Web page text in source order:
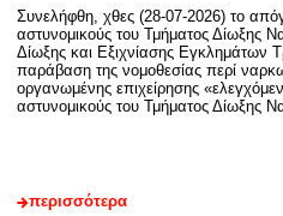
Συνελήφθη, χθες (28-07-2026) το
αστυνομικούς του Τμήματος Δίωξης
Δίωξης και Εξιχνίασης Εγκλημάτων
παράβαση της νομοθεσίας περί
οργανωμένης επιχείρησης
αστυνομικούς του Τμήματος Δίωξης
περισσότερα